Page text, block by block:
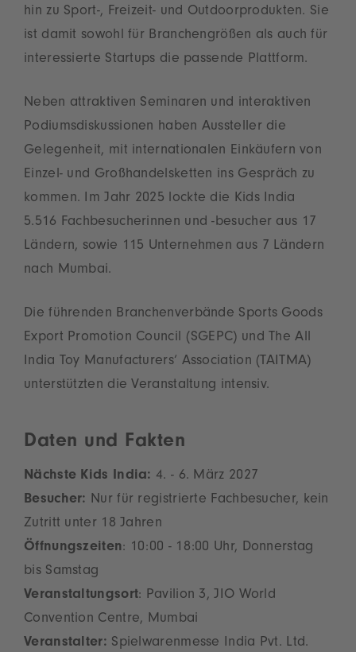
hin zu Sport-, Freizeit- und Outdoorprodukten. Sie
ist damit sowohl für Branchengrößen als auch für
interessierte Startups die passende Plattform.
Neben attraktiven Seminaren und interaktiven
Podiumsdiskussionen haben Aussteller die
Gelegenheit, mit internationalen Einkäufern von
Einzel- und Großhandelsketten ins Gespräch zu
kommen. Im Jahr 2025 lockte die Kids India
5.516 Fachbesucherinnen und -besucher aus 17
Ländern, sowie 115 Unternehmen aus 7 Ländern
nach Mumbai.
Die führenden Branchenverbände Sports Goods
Export Promotion Council (SGEPC) und The All
India Toy Manufacturers‘ Association (TAITMA)
unterstützten die Veranstaltung intensiv.
Daten und Fakten
Nächste Kids India: 4. - 6. März 2027
Besucher: Nur für registrierte Fachbesucher, kein
Zutritt unter 18 Jahren
Öffnungszeiten: 10:00 - 18:00 Uhr, Donnerstag
bis Samstag
Veranstaltungsort: Pavilion 3, JIO World
Convention Centre, Mumbai
Veranstalter: Spielwarenmesse India Pvt. Ltd.